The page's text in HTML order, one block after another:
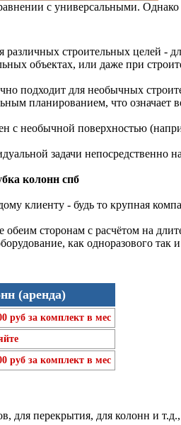
с универсальными. Однако
строительных целей -
объектах, или даже при
подходит для необычных
планированием, что
с необычной поверхностью
задачи непосредственно на
клиенту - будь то крупная
сторонам с расчётом на
как одноразового так
(аренда)
руб за комплект в мес
руб за комплект в мес
для перекрытия, для колонн и